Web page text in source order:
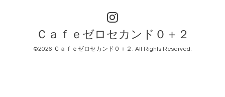
Ｃａｆｅゼロセカンド０＋２
©2026 Ｃａｆｅゼロセカンド０＋２ . All Rights Reserved.